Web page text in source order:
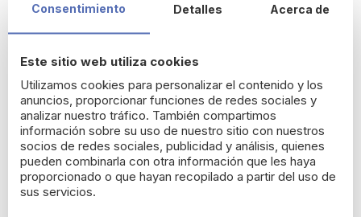
ioma Gel Fresco
Hidratante 1 Hydra 30
ml
41,53 €
Bion3 Defense Formato
XL 90 Comp.
Consentimiento Detalles Acerca de
Este sitio web utiliza cookies
Utilizamos cookies para personalizar el contenido y los
anuncios, proporcionar funciones de redes sociales y
analizar nuestro tráfico. También compartimos
información sobre su uso de nuestro sitio con nuestros
socios de redes sociales, publicidad y análisis, quienes
pueden combinarla con otra información que les haya
proporcionado o que hayan recopilado a partir del uso de
sus servicios.